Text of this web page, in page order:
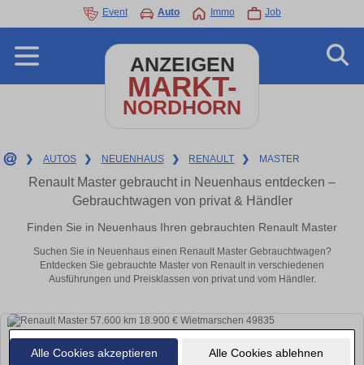
Alle Cookies akzeptieren Alle Cookies ablehnen
Event Auto Immo Job
ANZEIGEN
MARKT-
NORDHORN
❯ AUTOS ❯ NEUENHAUS ❯ RENAULT ❯ MASTER
Renault Master gebraucht in Neuenhaus entdecken –
Gebrauchtwagen von privat & Händler
Finden Sie in Neuenhaus Ihren gebrauchten Renault Master
Suchen Sie in Neuenhaus einen Renault Master Gebrauchtwagen?
Entdecken Sie gebrauchte Master von Renault in verschiedenen
Ausführungen und Preisklassen von privat und vom Händler.